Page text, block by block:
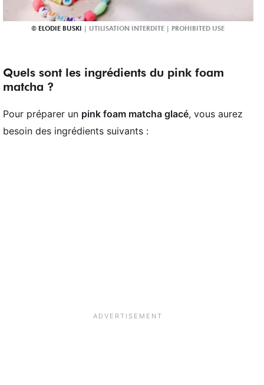
ELODIE BUSKI
Quels sont les ingrédients du pink foam
matcha ?
Pour préparer un pink foam matcha glacé, vous aurez
besoin des ingrédients suivants :